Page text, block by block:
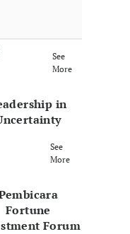
See
More
in
See
More
Fortune
Forum